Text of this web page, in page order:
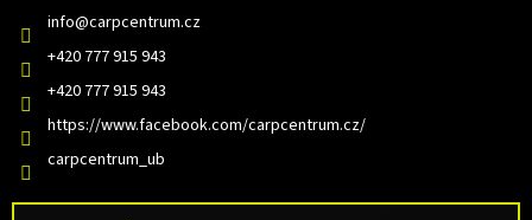
info@carpcentrum.cz
+420 777 915 943
+420 777 915 943
https://www.facebook.com/carpcentrum.cz/
carpcentrum_ub